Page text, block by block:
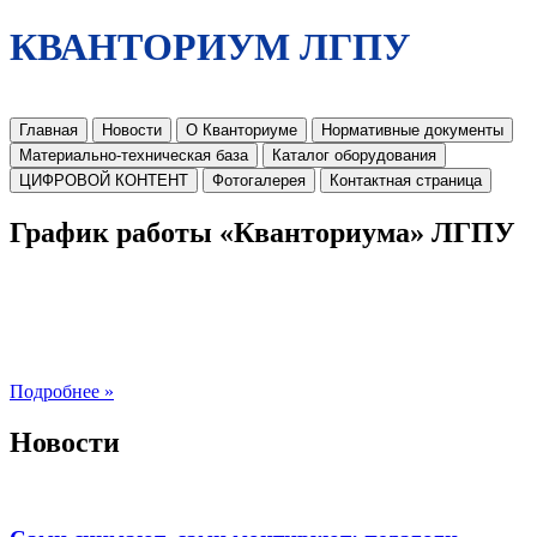
КВАНТОРИУМ ЛГПУ
Главная Новости О Кванториуме
Нормативные документы
Материально-техническая база
Каталог оборудования
ЦИФРОВОЙ КОНТЕНТ
Фотогалерея Контактная страница
График работы «Кванториума» ЛГПУ
Подробнее »
Новости